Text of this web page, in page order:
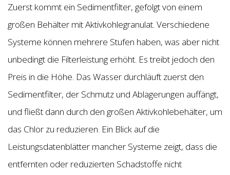
Zuerst kommt ein Sedimentfilter, gefolgt von einem
großen Behälter mit Aktivkohlegranulat. Verschiedene
Systeme können mehrere Stufen haben, was aber nicht
unbedingt die Filterleistung erhöht. Es treibt jedoch den
Preis in die Höhe. Das Wasser durchläuft zuerst den
Sedimentfilter, der Schmutz und Ablagerungen auffängt,
und fließt dann durch den großen Aktivkohlebehälter, um
das Chlor zu reduzieren. Ein Blick auf die
Leistungsdatenblätter mancher Systeme zeigt, dass die
entfernten oder reduzierten Schadstoffe nicht